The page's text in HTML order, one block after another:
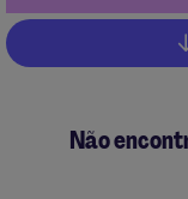
Pagination
Não